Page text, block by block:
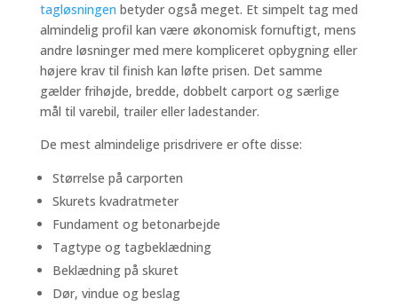
tagløsningen betyder også meget. Et simpelt tag med
almindelig profil kan være økonomisk fornuftigt, mens
andre løsninger med mere kompliceret opbygning eller
højere krav til finish kan løfte prisen. Det samme
gælder frihøjde, bredde, dobbelt carport og særlige
mål til varebil, trailer eller ladestander.
De mest almindelige prisdrivere er ofte disse:
Størrelse på carporten
Skurets kvadratmeter
Fundament og betonarbejde
Tagtype og tagbeklædning
Beklædning på skuret
Dør, vindue og beslag